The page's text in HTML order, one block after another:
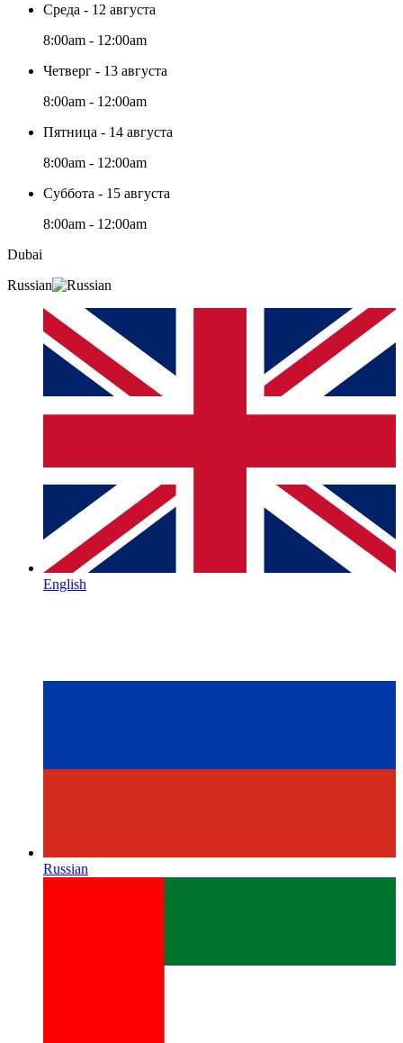
Среда - 12 августа
8:00am - 12:00am
Четверг - 13 августа
8:00am - 12:00am
Пятница - 14 августа
8:00am - 12:00am
Суббота - 15 августа
8:00am - 12:00am
Dubai
Russian
English
Russian